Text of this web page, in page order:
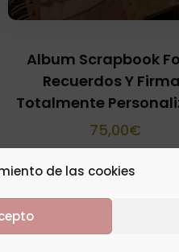
de las cookies
Album Scrapbook
Recuerdos Y
Totalmente
75,00€